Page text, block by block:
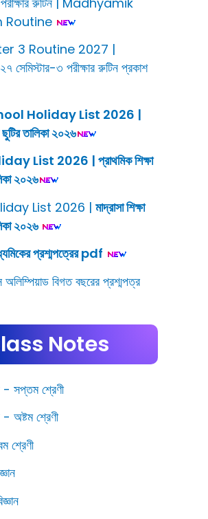
Routine
3 Routine 2027 |
সেমিস্টার-৩ পরীক্ষার রুটিন প্রকাশ
Holiday List 2026 |
ছুটির তালিকা ২০২৬
List 2026 | প্রাথমিক শিক্ষা
২০২৬
List 2026 | মাদ্রাসা শিক্ষা
২০২৬
প্রশ্মপত্রের pdf
অলিম্পিয়াড বিগত বছরের প্রশ্মপত্র
Notes
- সপ্তম শ্রেণী
- অষ্টম শ্রেণী
শ্রেণী